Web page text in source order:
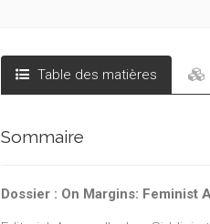
Table des matières
Sommaire
Dossier : On Margins: